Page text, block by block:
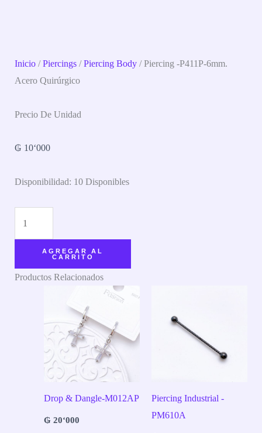
Inicio /Piercings /Piercing Body / Piercing -P411P-6mm.
Acero Quirúrgico
Precio De Unidad
₲ 10‘000
Disponibilidad: 10 Disponibles
AGREGAR AL
CARRITO
Productos Relacionados
Drop & Dangle-M012AP
₲20‘000
Piercing Industrial -
PM610A